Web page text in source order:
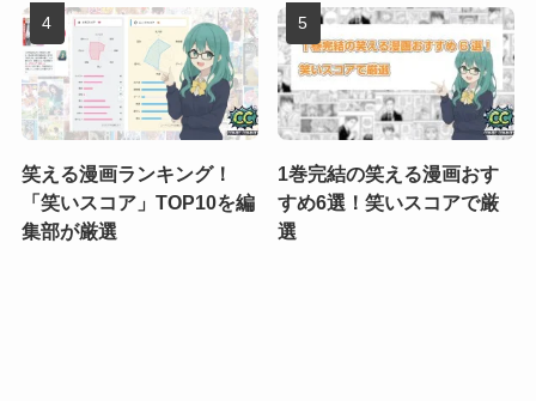
笑える漫画ランキング！
「笑いスコア」TOP10を編
集部が厳選
1巻完結の笑える漫画おす
すめ6選！笑いスコアで厳
選